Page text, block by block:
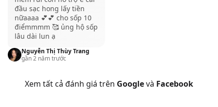
việc nặng, chuyên nghiệp. Và tất nhiên những chiếc
máy này sẽ có giá cao hơn so với phiên bản 13 inch.
Giống như các phiên bản trước, MacBook Pro M1
không cho phép nâng cấp phần cứng sau khi xuất
xưởng. Tuy nhiên, người dùng có thể lựa chọn cấu
RAM và dung lượng SSD lên đến 8TB.
đầu sạc hong lấy tiền
nữaaaa 💕💕 cho sốp 10
điểmmmm 🥰 ủng hộ sốp
lâu dài lun ạ
Nguyễn Thị Thùy Trang
gần 2 năm trước
Xem tất cả đánh giá trên Googlevà Facebook